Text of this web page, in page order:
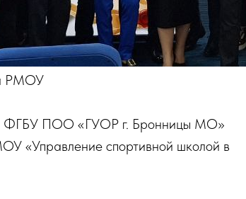
РМОУ
ФГБУ ПОО «ГУОР г. Бронницы МО»
«Управление спортивной школой в